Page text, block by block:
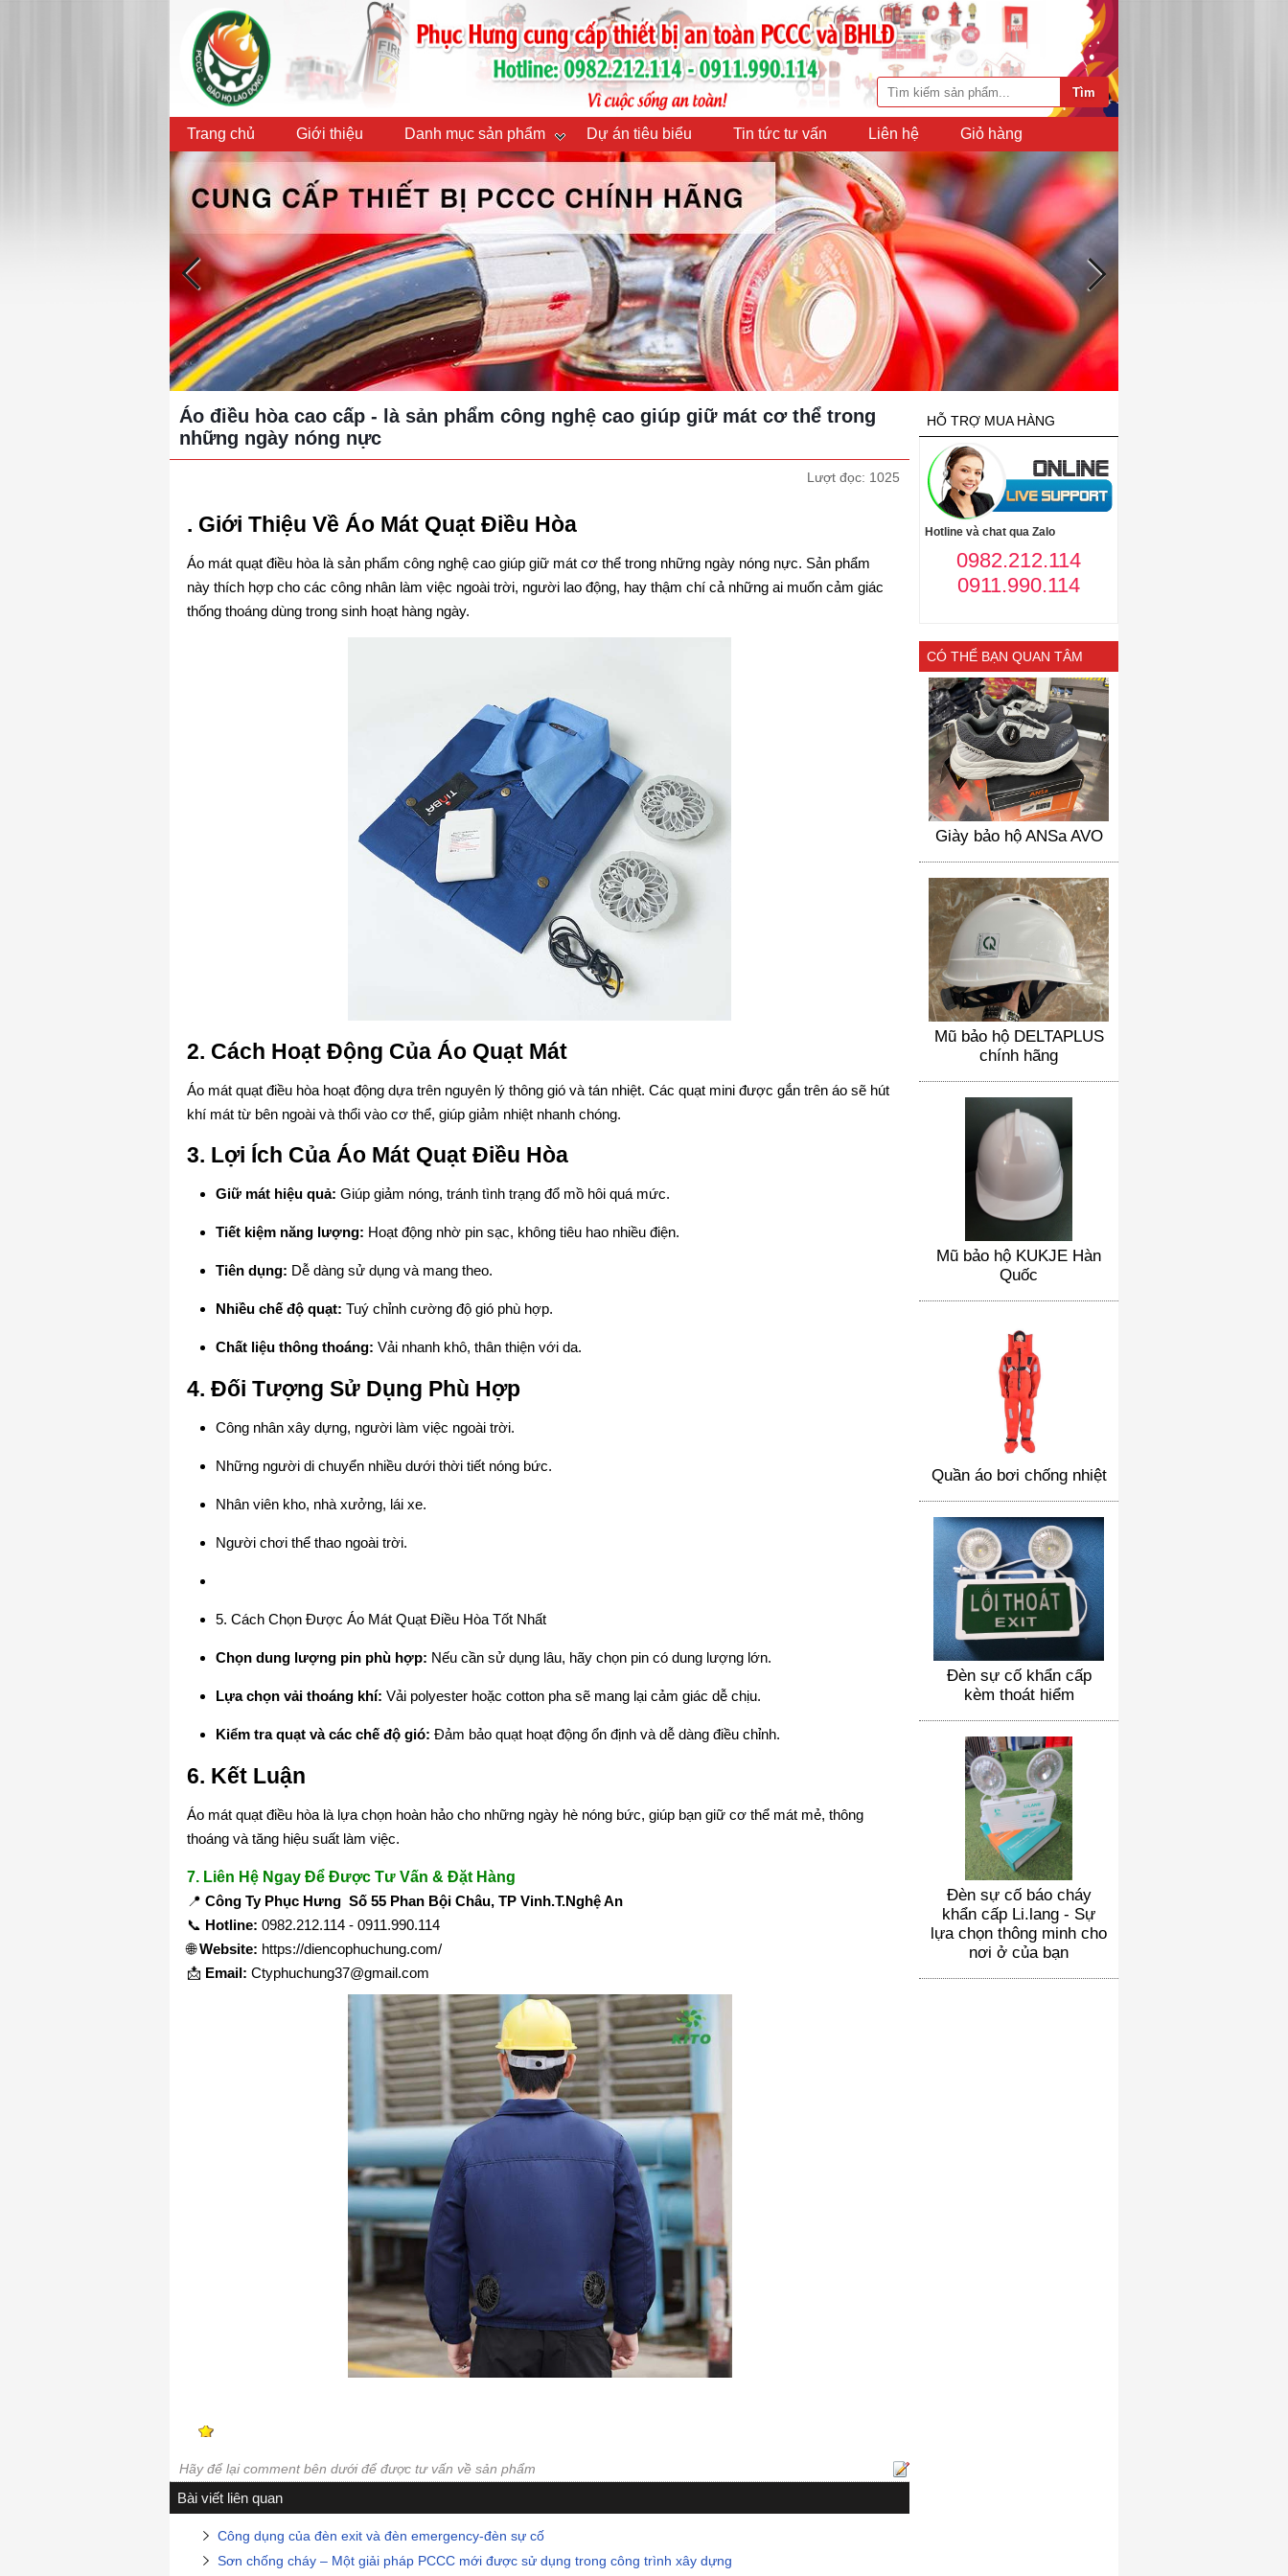
Trang chủ Giới thiệu Danh mục sản phẩm Dự án tiêu biểu Tin tức tư vấn Liên hệ Giỏ hàng
Áo điều hòa cao cấp - là sản phẩm công nghệ cao giúp giữ mát cơ thể trong
những ngày nóng nực
Lượt đọc: 1025
. Giới Thiệu Về Áo Mát Quạt Điều Hòa
Áo mát quạt điều hòa là sản phẩm công nghệ cao giúp giữ mát cơ thể trong những ngày nóng nực. Sản phẩm
này thích hợp cho các công nhân làm việc ngoài trời, người lao động, hay thậm chí cả những ai muốn cảm giác
thống thoáng dùng trong sinh hoạt hàng ngày.
2. Cách Hoạt Động Của Áo Quạt Mát
Áo mát quạt điều hòa hoạt động dựa trên nguyên lý thông gió và tán nhiệt. Các quạt mini được gắn trên áo sẽ hút
khí mát từ bên ngoài và thổi vào cơ thể, giúp giảm nhiệt nhanh chóng.
3. Lợi Ích Của Áo Mát Quạt Điều Hòa
Giữ mát hiệu quả: Giúp giảm nóng, tránh tình trạng đổ mồ hôi quá mức.
Tiết kiệm năng lượng: Hoạt động nhờ pin sạc, không tiêu hao nhiều điện.
Tiên dụng: Dễ dàng sử dụng và mang theo.
Nhiều chế độ quạt: Tuý chỉnh cường độ gió phù hợp.
Chất liệu thông thoáng: Vải nhanh khô, thân thiện với da.
4. Đối Tượng Sử Dụng Phù Hợp
Công nhân xây dựng, người làm việc ngoài trời.
Những người di chuyển nhiều dưới thời tiết nóng bức.
Nhân viên kho, nhà xưởng, lái xe.
Người chơi thể thao ngoài trời.
5. Cách Chọn Được Áo Mát Quạt Điều Hòa Tốt Nhất
Chọn dung lượng pin phù hợp: Nếu cần sử dụng lâu, hãy chọn pin có dung lượng lớn.
Lựa chọn vải thoáng khí: Vải polyester hoặc cotton pha sẽ mang lại cảm giác dễ chịu.
Kiểm tra quạt và các chế độ gió: Đảm bảo quạt hoạt động ổn định và dễ dàng điều chỉnh.
6. Kết Luận
Áo mát quạt điều hòa là lựa chọn hoàn hảo cho những ngày hè nóng bức, giúp bạn giữ cơ thể mát mẻ, thông
thoáng và tăng hiệu suất làm việc.
7. Liên Hệ Ngay Để Được Tư Vấn & Đặt Hàng
📍 Công Ty Phục Hưng Số 55 Phan Bội Châu, TP Vinh.T.Nghệ An
📞 Hotline: 0982.212.114 - 0911.990.114
🌐Website: https://diencophuchung.com/
📩 Email: Ctyphuchung37@gmail.com
Hãy để lại comment bên dưới để được tư vấn về sản phẩm
Bài viết liên quan
Công dụng của đèn exit và đèn emergency-đèn sự cố
Sơn chống cháy – Một giải pháp PCCC mới được sử dụng trong công trình xây dựng
HỖ TRỢ MUA HÀNG
Hotline và chat qua Zalo
0982.212.114
0911.990.114
CÓ THỂ BẠN QUAN TÂM
Giày bảo hộ ANSa AVO
Mũ bảo hộ DELTAPLUS
chính hãng
Mũ bảo hộ KUKJE Hàn
Quốc
Quần áo bơi chống nhiệt
Đèn sự cố khẩn cấp
kèm thoát hiểm
Đèn sự cố báo cháy
khẩn cấp Li.lang - Sự
lựa chọn thông minh cho
nơi ở của bạn